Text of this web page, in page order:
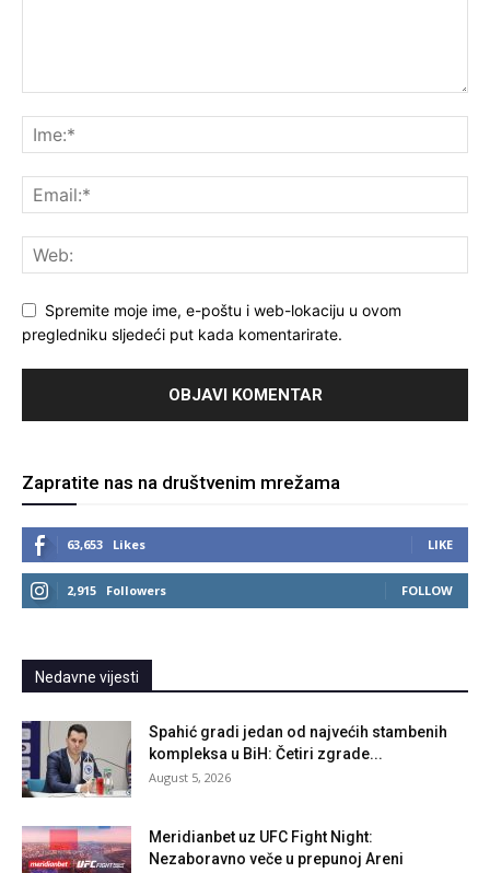
Spremite moje ime, e-poštu i web-lokaciju u ovom
pregledniku sljedeći put kada komentarirate.
Zapratite nas na društvenim mrežama
63,653 Likes LIKE
2,915 Followers FOLLOW
Nedavne vijesti
Spahić gradi jedan od najvećih stambenih
kompleksa u BiH: Četiri zgrade...
August 5, 2026
Meridianbet uz UFC Fight Night:
Nezaboravno veče u prepunoj Areni